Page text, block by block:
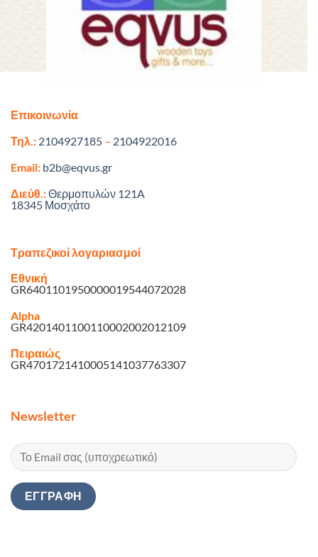
Επικοινωνία
Τηλ.: 2104927185 – 2104922016
Email: b2b@eqvus.gr
Διεύθ.:Θερμοπυλών 121A
18345 Μοσχάτο
Τραπεζικοί λογαριασμοί
Εθνική
GR6401101950000019544072028
Alpha
GR4201401100110002002012109
Πειραιώς
GR4701721410005141037763307
Newsletter